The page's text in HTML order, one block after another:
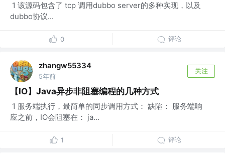
​ 1 该源码包含了 tcp 调用dubbo server的多种实现，以及
dubbo协议...
0 评论
zhangw55334
5年前
关注
【IO】Java异步非阻塞编程的几种方式
​ 1 服务端执行，最简单的同步调用方式： 缺陷： 服务端响
应之前，IO会阻塞在： ja...
1 评论